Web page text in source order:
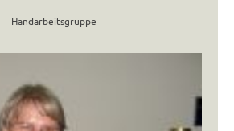
Handarbeitsgruppe